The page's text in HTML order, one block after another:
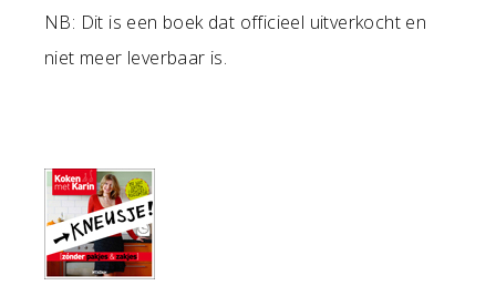
NB: Dit is een boek dat officieel uitverkocht en
niet meer leverbaar is.